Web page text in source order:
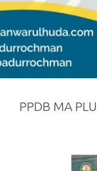
PPDB MA